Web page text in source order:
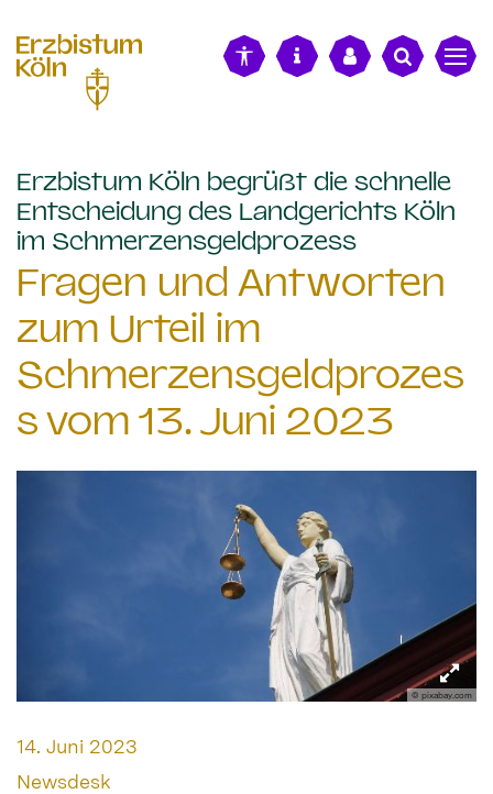
Erzbistum Köln begrüßt die schnelle
Entscheidung des Landgerichts Köln
im Schmerzensgeldprozess:
Fragen und Antworten
zum Urteil im
Schmerzensgeldprozes
s vom 13. Juni 2023
© pixabay.com
Datum:
14. Juni 2023
Von:
Newsdesk